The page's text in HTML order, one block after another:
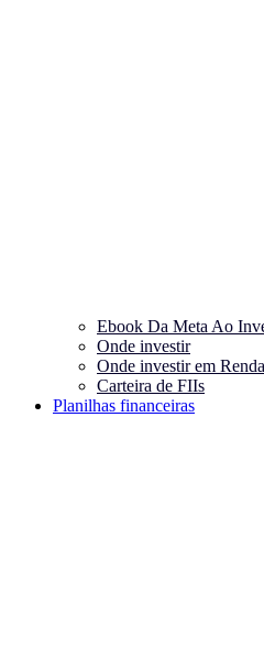
Ebook Da Meta Ao
Onde investir
Onde investir em
Carteira de FIIs
Planilhas financeiras